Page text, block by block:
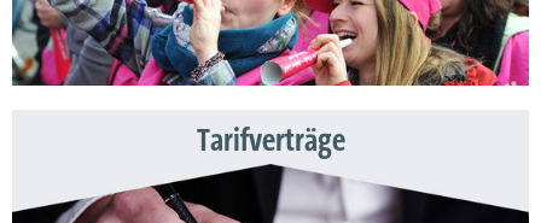
Tarifverträge